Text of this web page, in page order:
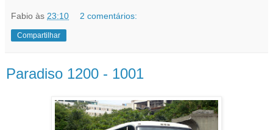
Fabio às 23:10 2 comentários:
Compartilhar
Paradiso 1200 - 1001